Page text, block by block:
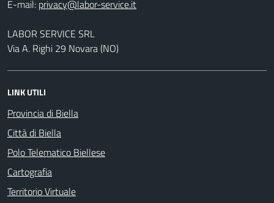
E-mail:
LABOR SERVICE SRL
Via A. Righi 29 Novara (NO)
LINK UTILI
Provincia di Biella
Città di Biella
Polo Telematico Biellese
Cartografia
Territorio Virtuale